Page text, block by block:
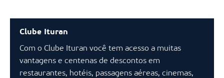
Clube Ituran
Com o Clube Ituran você tem acesso a muitas
vantagens e centenas de descontos em
restaurantes, hotéis, passagens aéreas, cinemas,